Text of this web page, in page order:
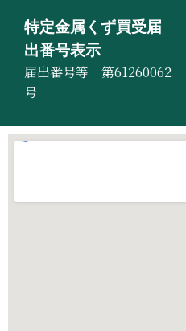
特定金属くず買受届
出番号表示
届出番号等 第61260062
号